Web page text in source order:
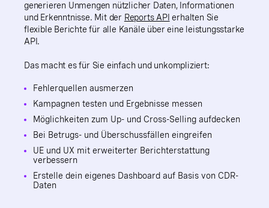
generieren Unmengen nützlicher Daten, Informationen
und Erkenntnisse. Mit der Reports API erhalten Sie
flexible Berichte für alle Kanäle über eine leistungsstarke
API.
Das macht es für Sie einfach und unkompliziert:
Fehlerquellen ausmerzen
Kampagnen testen und Ergebnisse messen
Möglichkeiten zum Up- und Cross-Selling aufdecken
Bei Betrugs- und Überschussfällen eingreifen
UE und UX mit erweiterter Berichterstattung
verbessern
Erstelle dein eigenes Dashboard auf Basis von CDR-
Daten